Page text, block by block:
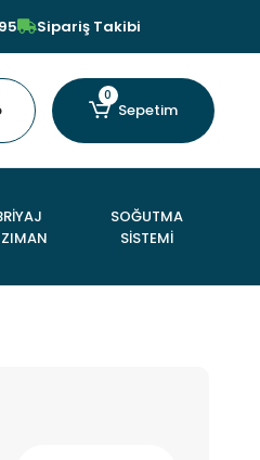
Sipariş Takibi
0
Sepetim
SOĞUTMA
SİSTEMİ